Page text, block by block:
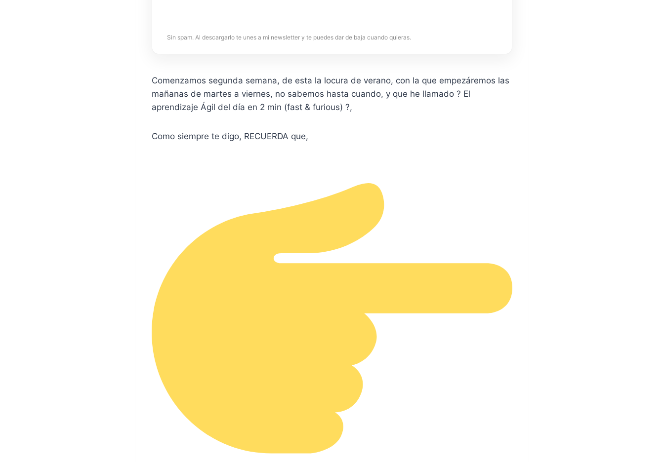
Sin spam. Al descargarlo te unes a mi newsletter y te puedes dar de baja cuando quieras.
Comenzamos segunda semana, de esta la locura de verano, con la que empezáremos las
mañanas de martes a viernes, no sabemos hasta cuando, y que he llamado ? El
aprendizaje Ágil del día en 2 min (fast & furious) ?,
Como siempre te digo, RECUERDA que,